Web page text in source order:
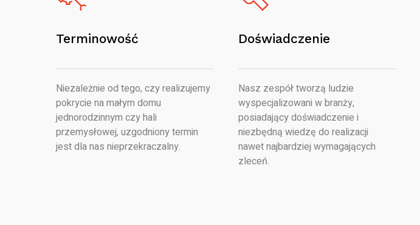
Terminowość
Niezależnie od tego, czy realizujemy
pokrycie na małym domu
jednorodzinnym czy hali
przemysłowej, uzgodniony termin
jest dla nas nieprzekraczalny.
Doświadczenie
Nasz zespół tworzą ludzie
wyspecjalizowani w branży,
posiadający doświadczenie i
niezbędną wiedzę do realizacji
nawet najbardziej wymagających
zleceń.